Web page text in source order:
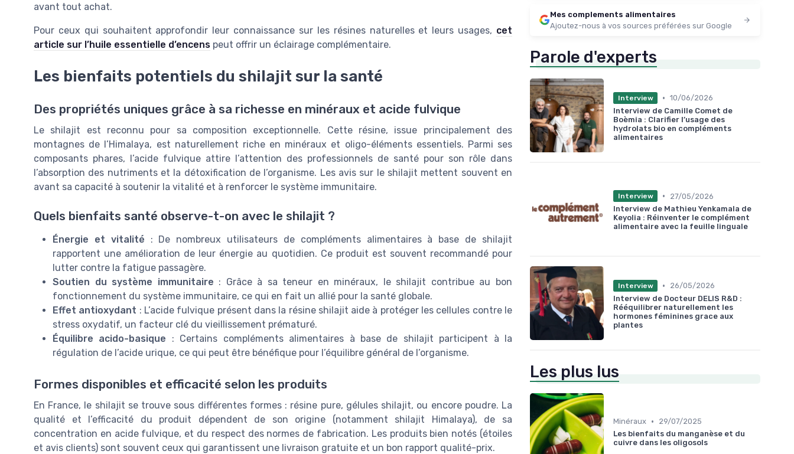
avant tout achat.
Pour ceux qui souhaitent approfondir leur connaissance sur les résines naturelles et leurs usages, cet
article sur l’huile essentielle d’encens peut offrir un éclairage complémentaire.
Les bienfaits potentiels du shilajit sur la santé
Des propriétés uniques grâce à sa richesse en minéraux et acide fulvique
Le shilajit est reconnu pour sa composition exceptionnelle. Cette résine, issue principalement des
montagnes de l’Himalaya, est naturellement riche en minéraux et oligo-éléments essentiels. Parmi ses
composants phares, l’acide fulvique attire l’attention des professionnels de santé pour son rôle dans
l’absorption des nutriments et la détoxification de l’organisme. Les avis sur le shilajit mettent souvent en
avant sa capacité à soutenir la vitalité et à renforcer le système immunitaire.
Quels bienfaits santé observe-t-on avec le shilajit ?
Énergie et vitalité : De nombreux utilisateurs de compléments alimentaires à base de shilajit
rapportent une amélioration de leur énergie au quotidien. Ce produit est souvent recommandé pour
lutter contre la fatigue passagère.
Soutien du système immunitaire : Grâce à sa teneur en minéraux, le shilajit contribue au bon
fonctionnement du système immunitaire, ce qui en fait un allié pour la santé globale.
Effet antioxydant : L’acide fulvique présent dans la résine shilajit aide à protéger les cellules contre le
stress oxydatif, un facteur clé du vieillissement prématuré.
Équilibre acido-basique : Certains compléments alimentaires à base de shilajit participent à la
régulation de l’acide urique, ce qui peut être bénéfique pour l’équilibre général de l’organisme.
Formes disponibles et efficacité selon les produits
En France, le shilajit se trouve sous différentes formes : résine pure, gélules shilajit, ou encore poudre. La
qualité et l’efficacité du produit dépendent de son origine (notamment shilajit Himalaya), de sa
concentration en acide fulvique, et du respect des normes de fabrication. Les produits bien notés (étoiles
et avis clients) sont souvent ceux qui garantissent une livraison gratuite et un bon rapport qualité-prix.
Mes complements alimentaires
Ajoutez-nous à vos sources préférées sur Google
Parole d'experts
Interview • 10/06/2026
Interview de Camille Comet de
Boèmia : Clarifier l’usage des
hydrolats bio en compléments
alimentaires
Interview •
27/05/2026
Interview de Mathieu Yenkamala de
Keyolia : Réinventer le complément
alimentaire avec la feuille linguale
Interview •
26/05/2026
Interview de Docteur DELIS R&D :
Rééquilibrer naturellement les
hormones féminines grace aux
plantes
Les plus lus
Minéraux •
29/07/2025
Les bienfaits du manganèse et du
cuivre dans les oligosols